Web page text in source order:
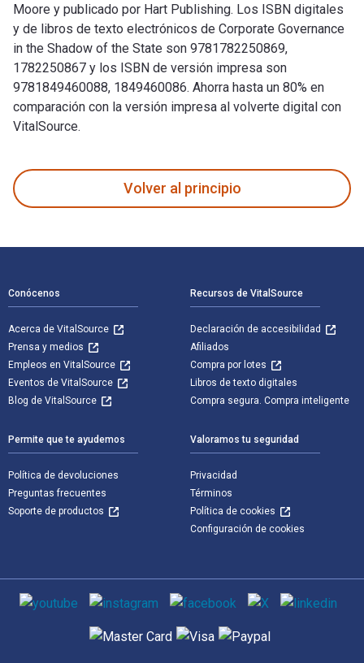
Moore y publicado por Hart Publishing. Los ISBN digitales
y de libros de texto electrónicos de Corporate Governance
in the Shadow of the State son 9781782250869,
1782250867 y los ISBN de versión impresa son
9781849460088, 1849460086. Ahorra hasta un 80% en
comparación con la versión impresa al volverte digital con
VitalSource.
Volver al principio
Conócenos
Acerca de VitalSource
Prensa y medios
Empleos en VitalSource
Eventos de VitalSource
Blog de VitalSource
Recursos de VitalSource
Declaración de accesibilidad
Afiliados
Compra por lotes
Libros de texto digitales
Compra segura. Compra inteligente
Permite que te ayudemos
Política de devoluciones
Preguntas frecuentes
Soporte de productos
Valoramos tu seguridad
Privacidad
Términos
Política de cookies
Configuración de cookies
Medios de comunicación social
Métodos de pago admitidos